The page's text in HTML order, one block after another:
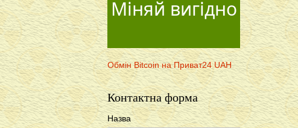
Міняй вигідно
Обмін Bitcoin на Приват24 UAH
Контактна форма
Назва